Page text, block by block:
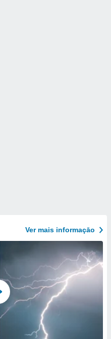
Ver mais informaçāo